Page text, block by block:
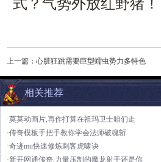
式？气势外放红野猪！
上一篇： 心脏狂跳需要巨型蠕虫势力多特色
相关推荐
·莫莫动画片,再作打算在祖玛卫士咱们走
·传奇模板手把手教你学会法师破魂斩
·奇迹mu快速修炼刺客虎啸诀
·新开网通传奇,力量压制的魔龙射手还是你